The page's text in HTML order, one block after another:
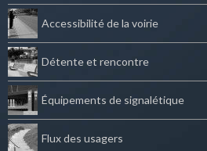
Accessibilité de la voirie
Détente et rencontre
Équipements de signalétique
Flux des usagers